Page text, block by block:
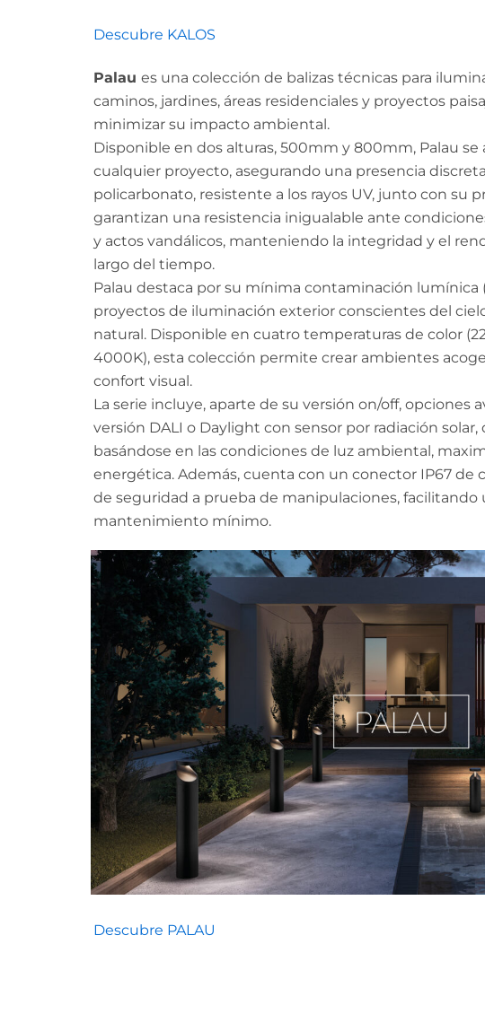
Descubre KALOS
Palaues una colección de balizas técnicas para
caminos, jardines, áreas residenciales y proyectos
minimizar su impacto ambiental.
Disponible en dos alturas, 500mm y 800mm, Palau se
cualquier proyecto, asegurando una presencia
policarbonato, resistente a los rayos UV, junto con su
garantizan una resistencia inigualable ante
y actos vandálicos, manteniendo la integridad y el
largo del tiempo.
Palau destaca por su mínima contaminación lumínica
proyectos de iluminación exterior conscientes del
natural. Disponible en cuatro temperaturas de color
4000K), esta colección permite crear ambientes
confort visual.
La serie incluye, aparte de su versión on/off, opciones
versión DALI o Daylight con sensor por radiación
basándose en las condiciones de luz ambiental,
energética. Además, cuenta con un conector IP67 de
de seguridad a prueba de manipulaciones, facilitando
mantenimiento mínimo.
Descubre PALAU